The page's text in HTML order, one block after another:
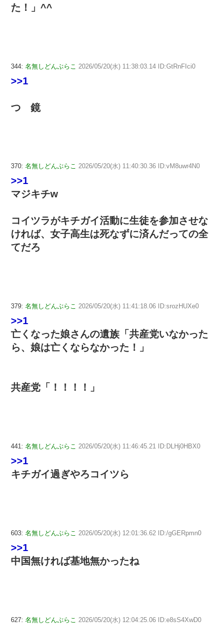
た！」^^
344: 名無しどんぶらこ 2026/05/20(水) 11:38:03.14 ID:GtRnFIci0
>>1
つ 鏡
370: 名無しどんぶらこ 2026/05/20(水) 11:40:30.36 ID:vM8uwr4N0
>>1
マジキチw
コイツラがキチガイ活動に生徒を参加させな
ければ、女子高生は死なずに済んだっての全
てだろ
379: 名無しどんぶらこ 2026/05/20(水) 11:41:18.06 ID:srozHUXe0
>>1
亡くなった娘さんの遺族「共産党いなかった
ら、娘は亡くならなかった！」
共産党「！！！！」
441: 名無しどんぶらこ 2026/05/20(水) 11:46:45.21 ID:DLHj0HBX0
>>1
キチガイ過ぎやろコイツら
603: 名無しどんぶらこ 2026/05/20(水) 12:01:36.62 ID:/gGERpmn0
>>1
中国無ければ基地無かったね
627: 名無しどんぶらこ 2026/05/20(水) 12:04:25.06 ID:e8sS4XwD0